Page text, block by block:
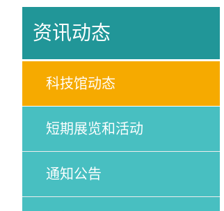
资讯动态
科技馆动态
短期展览和活动
通知公告